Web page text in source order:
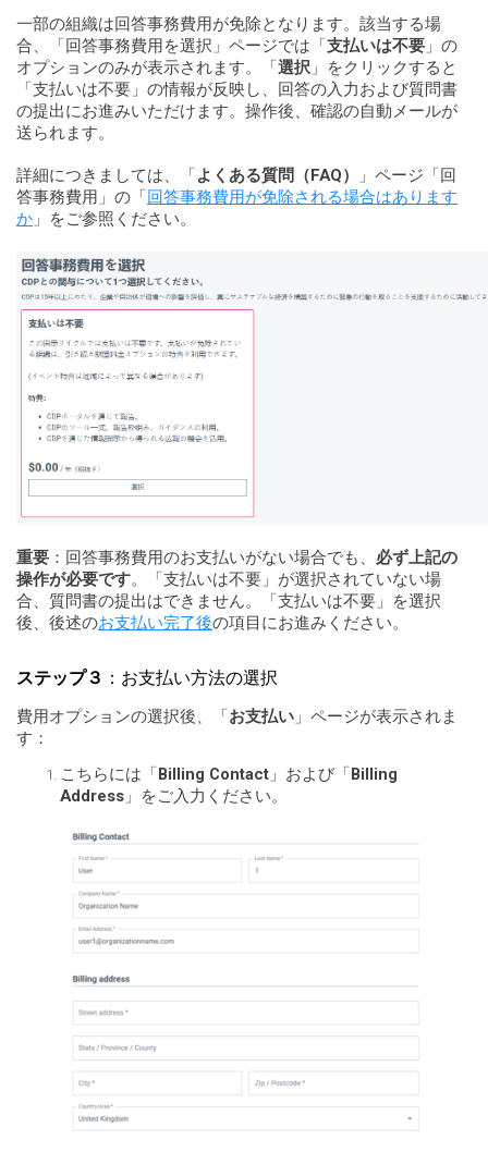
一部の組織は回答事務費用が免除となります。該当する場
合、「回答事務費用を選択」ページでは「支払いは不要 」の
オプションのみが表示されます。「選択 」をクリックすると
「支払いは不要」の情報が反映し、回答の入力および質問書
の提出にお進みいただけます。操作後、確認の自動メールが
送られます。
詳細につきましては、「よくある質問（FAQ）
」ページ「回
答事務費用」の「回答事務費用が免除される場合はあります
か 」をご参照ください。
重要 ：回答事務費用のお支払いがない場合でも、 必ず上記の
操作が必要です。「支払いは不要」が選択されていない場
合、質問書の提出はできません。「支払いは不要」を選択
後、後述のお支払い完了後の項目にお進みください。
ステップ３ ：お支払い方法の選択
費用オプションの選択後、「お支払い 」ページが表示されま
す：
こちらには「Billing Contact 」および「Billing
Address 」をご入力ください。